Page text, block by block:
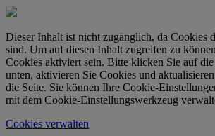
Dieser Inhalt ist nicht zugänglich, da Cookies
sind. Um auf diesen Inhalt zugreifen zu
Cookies aktiviert sein. Bitte klicken Sie auf
unten, aktivieren Sie Cookies und
die Seite. Sie können Ihre Cookie-
mit dem Cookie-Einstellungswerkzeug
Cookies verwalten